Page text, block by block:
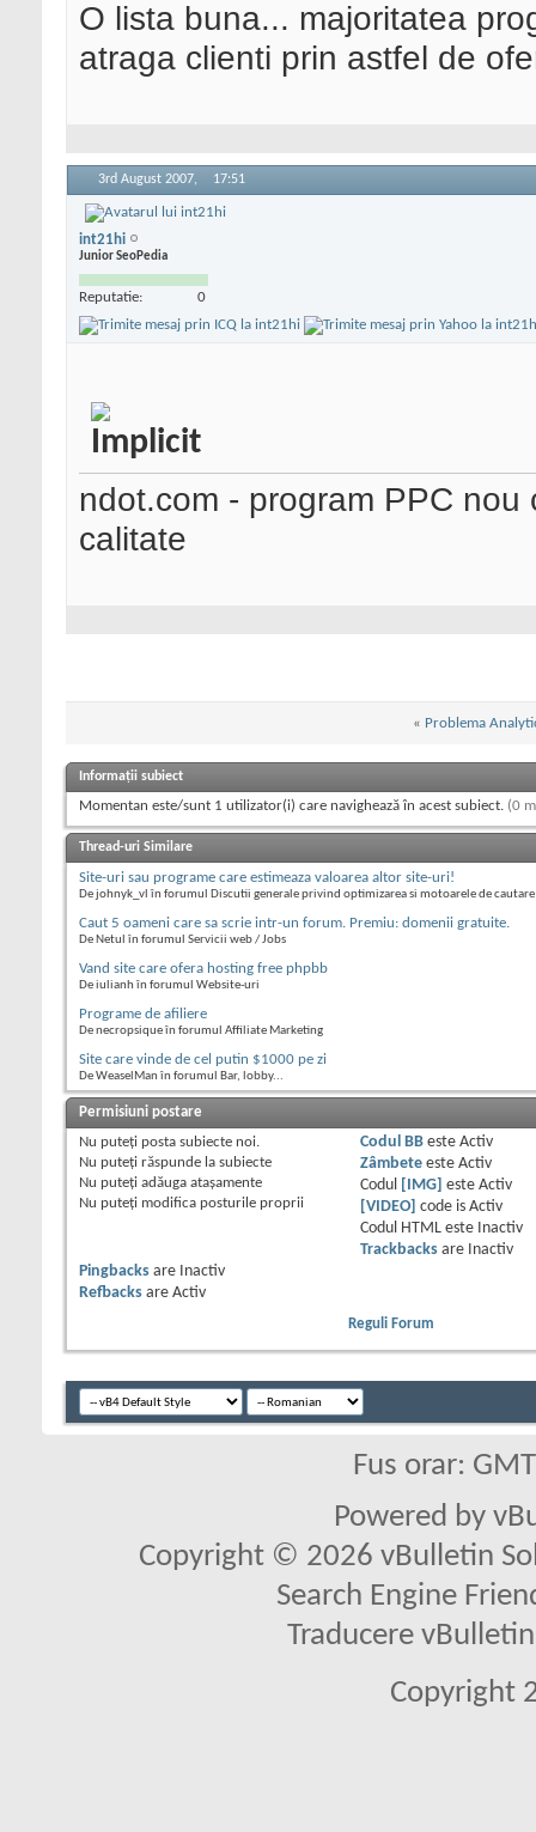
O lista buna... majoritatea
atraga clienti prin astfel de
3rd August 2007, 17:51
int21hi
Junior SeoPedia
Reputatie: 0
ndot.com - program PPC
calitate
« Problema
Informații subiect
Momentan este/sunt 1 utilizator(i) care navighează în acest subiect. (0
Thread-uri Similare
Site-uri sau programe care estimeaza valoarea altor site-uri!
De johnyk_vl în forumul Discutii generale privind optimizarea si motoarele de cautare
Caut 5 oameni care sa scrie intr-un forum. Premiu: domenii gratuite.
De Netul în forumul Servicii web / Jobs
Vand site care ofera hosting free phpbb
De iulianh în forumul Website-uri
Programe de afiliere
De necropsique în forumul Affiliate Marketing
Site care vinde de cel putin $1000 pe zi
De WeaselMan în forumul Bar, lobby...
Permisiuni postare
Nu puteţi posta subiecte noi.
Nu puteţi răspunde la subiecte
Nu puteţi adăuga ataşamente
Nu puteţi modifica posturile proprii
Codul BBeste Activ
Zâmbeteeste Activ
Codul
[IMG] este Activ
[VIDEO]
code is Activ
Codul HTML este
Inactiv
Trackbacksare
Inactiv
Pingbacks are
Inactiv
Refbacks are Activ
Reguli Forum
Fus orar:
Powered by
Copyright © 2026 vBulletin
Search Engine
Traducere
Copyright